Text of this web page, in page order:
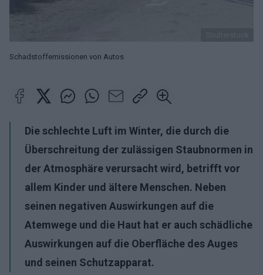
Schadstoffemissionen von Autos
Die schlechte Luft im Winter, die durch die
Überschreitung der zulässigen Staubnormen in
der Atmosphäre verursacht wird, betrifft vor
allem Kinder und ältere Menschen. Neben
seinen negativen Auswirkungen auf die
Atemwege und die Haut hat er auch schädliche
Auswirkungen auf die Oberfläche des Auges
und seinen Schutzapparat.